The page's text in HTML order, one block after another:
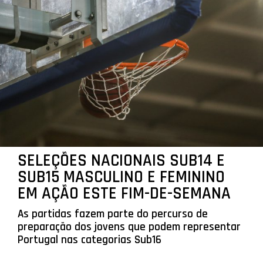
SELEÇÕES NACIONAIS SUB14 E
SUB15 MASCULINO E FEMININO
EM AÇÃO ESTE FIM-DE-SEMANA
As partidas fazem parte do percurso de
preparação dos jovens que podem representar
Portugal nas categorias Sub16